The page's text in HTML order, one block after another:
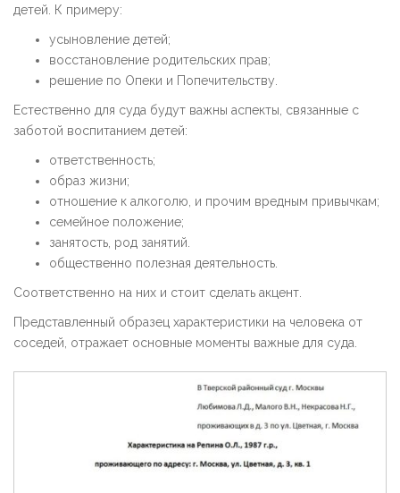
детей. К примеру:
усыновление детей;
восстановление родительских прав;
решение по Опеки и Попечительству.
Естественно для суда будут важны аспекты, связанные с
заботой воспитанием детей:
ответственность;
образ жизни;
отношение к алкоголю, и прочим вредным привычкам;
семейное положение;
занятость, род занятий.
общественно полезная деятельность.
Соответственно на них и стоит сделать акцент.
Представленный образец характеристики на человека от
соседей, отражает основные моменты важные для суда.